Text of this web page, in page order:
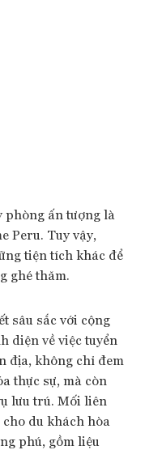
ấn tượng là
Peru. Tuy vậy,
tiện tích khác để
ghé thăm.
sâu sắc với cộng
diện về việc tuyển
địa, không chỉ đem
thực sự, mà còn
lưu trú. Mối liên
du khách hòa
phú, gồm liệu